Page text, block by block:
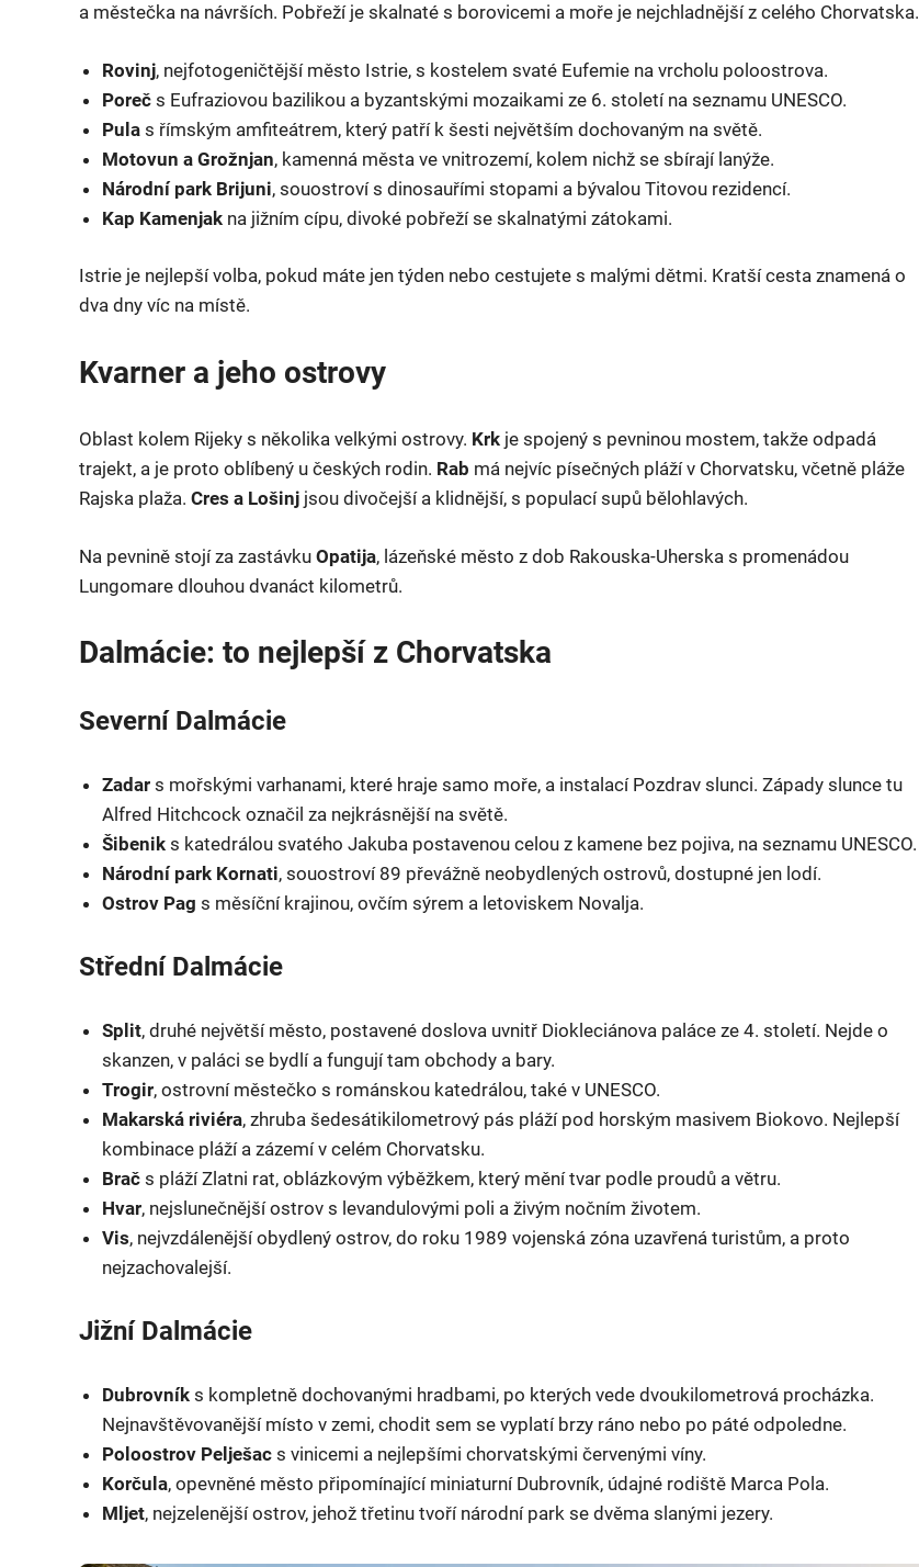
a městečka na návrších. Pobřeží je skalnaté s borovicemi a moře je nejchladnější z celého Chorvatska.
Rovinj, nejfotogeničtější město Istrie, s kostelem svaté Eufemie na vrcholu poloostrova.
Poreč s Eufraziovou bazilikou a byzantskými mozaikami ze 6. století na seznamu UNESCO.
Pula s římským amfiteátrem, který patří k šesti největším dochovaným na světě.
Motovun a Grožnjan, kamenná města ve vnitrozemí, kolem nichž se sbírají lanýže.
Národní park Brijuni, souostroví s dinosauřími stopami a bývalou Titovou rezidencí.
Kap Kamenjak na jižním cípu, divoké pobřeží se skalnatými zátokami.
Istrie je nejlepší volba, pokud máte jen týden nebo cestujete s malými dětmi. Kratší cesta znamená o
dva dny víc na místě.
Kvarner a jeho ostrovy
Oblast kolem Rijeky s několika velkými ostrovy. Krk je spojený s pevninou mostem, takže odpadá
trajekt, a je proto oblíbený u českých rodin. Rab má nejvíc písečných pláží v Chorvatsku, včetně pláže
Rajska plaža. Cres a Lošinj jsou divočejší a klidnější, s populací supů bělohlavých.
Na pevnině stojí za zastávku Opatija, lázeňské město z dob Rakouska-Uherska s promenádou
Lungomare dlouhou dvanáct kilometrů.
Dalmácie: to nejlepší z Chorvatska
Severní Dalmácie
Zadar s mořskými varhanami, které hraje samo moře, a instalací Pozdrav slunci. Západy slunce tu
Alfred Hitchcock označil za nejkrásnější na světě.
Šibenik s katedrálou svatého Jakuba postavenou celou z kamene bez pojiva, na seznamu UNESCO.
Národní park Kornati, souostroví 89 převážně neobydlených ostrovů, dostupné jen lodí.
Ostrov Pag s měsíční krajinou, ovčím sýrem a letoviskem Novalja.
Střední Dalmácie
Split, druhé největší město, postavené doslova uvnitř Diokleciánova paláce ze 4. století. Nejde o
skanzen, v paláci se bydlí a fungují tam obchody a bary.
Trogir, ostrovní městečko s románskou katedrálou, také v UNESCO.
Makarská riviéra, zhruba šedesátikilometrový pás pláží pod horským masivem Biokovo. Nejlepší
kombinace pláží a zázemí v celém Chorvatsku.
Brač s pláží Zlatni rat, oblázkovým výběžkem, který mění tvar podle proudů a větru.
Hvar, nejslunečnější ostrov s levandulovými poli a živým nočním životem.
Vis, nejvzdálenější obydlený ostrov, do roku 1989 vojenská zóna uzavřená turistům, a proto
nejzachovalejší.
Jižní Dalmácie
Dubrovník s kompletně dochovanými hradbami, po kterých vede dvoukilometrová procházka.
Nejnavštěvovanější místo v zemi, chodit sem se vyplatí brzy ráno nebo po páté odpoledne.
Poloostrov Pelješac s vinicemi a nejlepšími chorvatskými červenými víny.
Korčula, opevněné město připomínající miniaturní Dubrovník, údajné rodiště Marca Pola.
Mljet, nejzelenější ostrov, jehož třetinu tvoří národní park se dvěma slanými jezery.